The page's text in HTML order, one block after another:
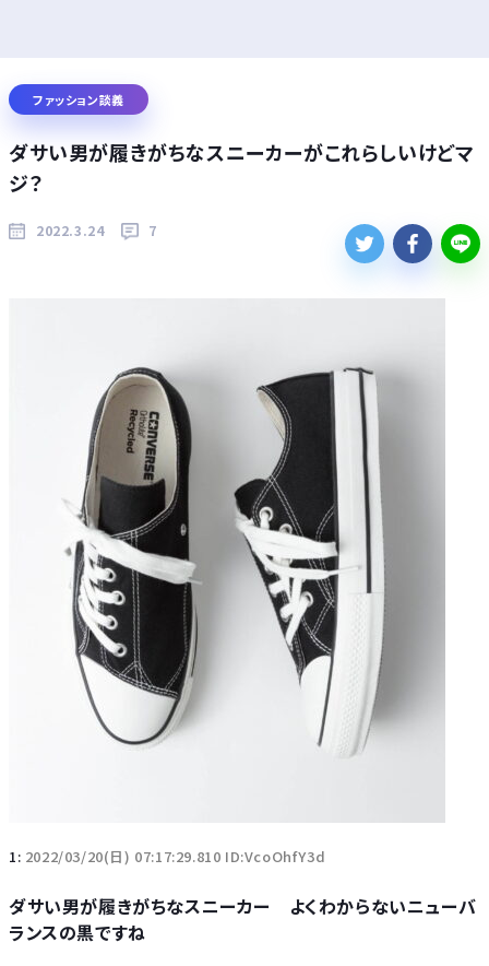
ファッション談義
ダサい男が履きがちなスニーカーがこれらしいけどマ
ジ？
2022.3.24 7
1: 2022/03/20(日) 07:17:29.810 ID:VcoOhfY3d
ダサい男が履きがちなスニーカー よくわからないニューバ
ランスの黒ですね